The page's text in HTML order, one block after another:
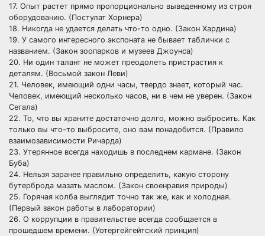
17. Опыт растет прямо пропорционально выведенному из строя
оборудованию. (Постулат Хорнера)
18. Никогда не удается делать что-то одно. (Закон Хардина)
19. У самого интересного экспоната не бывает таблички с
названием. (Закон зоопарков и музеев Джоунса)
20. Ни один талант не может преодолеть пристрастия к
деталям. (Восьмой закон Леви)
21. Человек, имеющий одни часы, твердо знает, который час.
Человек, имеющий несколько часов, ни в чем не уверен. (Закон
Сегала)
22. То, что вы храните достаточно долго, можно выбросить. Как
только вы что-то выбросите, оно вам понадобится. (Правило
взаимозависимости Ричарда)
23. Утерянное всегда находишь в последнем кармане. (Закон
Буба)
24. Нельзя заранее правильно определить, какую сторону
бутерброда мазать маслом. (Закон своенравия природы)
25. Горячая колба выглядит точно так же, как и холодная.
(Первый закон работы в лаборатории)
26. О коррупции в правительстве всегда сообщается в
прошедшем времени. (Уотергейгейтский принцип)